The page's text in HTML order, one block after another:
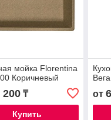
мойка Florentina
Коричневый
200₸
Купить
от